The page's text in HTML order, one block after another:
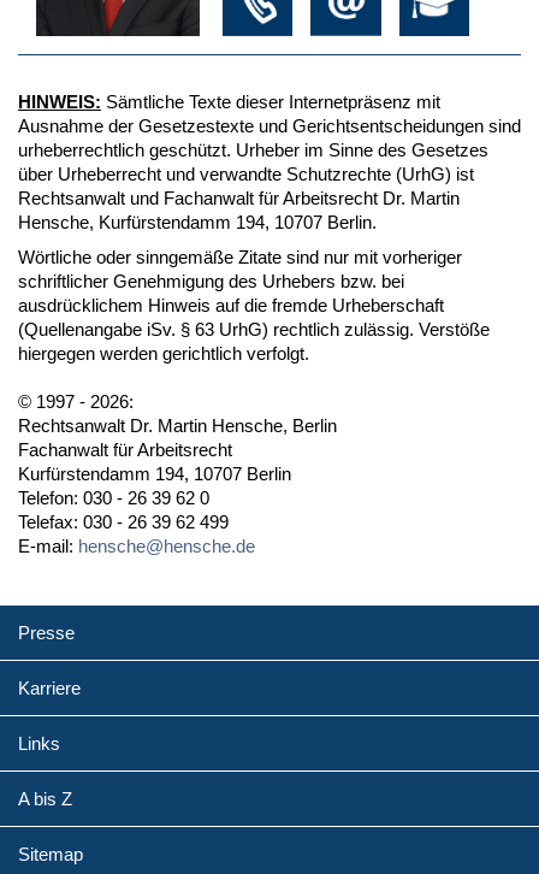
HINWEIS: Sämtliche Texte dieser Internetpräsenz mit
Ausnahme der Gesetzestexte und Gerichtsentscheidungen sind
urheberrechtlich geschützt. Urheber im Sinne des Gesetzes
über Urheberrecht und verwandte Schutzrechte (UrhG) ist
Rechtsanwalt und Fachanwalt für Arbeitsrecht Dr. Martin
Hensche, Kurfürstendamm 194, 10707 Berlin.
Wörtliche oder sinngemäße Zitate sind nur mit vorheriger
schriftlicher Genehmigung des Urhebers bzw. bei
ausdrücklichem Hinweis auf die fremde Urheberschaft
(Quellenangabe iSv. § 63 UrhG) rechtlich zulässig. Verstöße
hiergegen werden gerichtlich verfolgt.
© 1997 - 2026:
Rechtsanwalt Dr. Martin Hensche, Berlin
Fachanwalt für Arbeitsrecht
Kurfürstendamm 194, 10707 Berlin
Telefon: 030 - 26 39 62 0
Telefax: 030 - 26 39 62 499
E-mail: hensche@hensche.de
Presse
Karriere
Links
A bis Z
Sitemap